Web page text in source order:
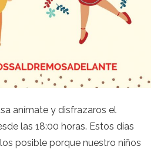
anímate y disfrazaros el
las 18:00 horas. Estos días
posible porque nuestro niños